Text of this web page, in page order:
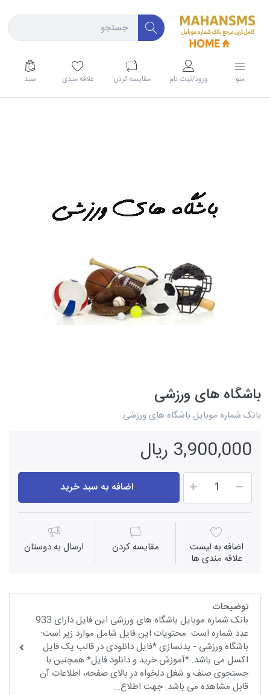
منو ورود/ثبت نام مقايسه كردن علاقه مندی سبد
باشگاه های ورزشی
بانک شماره موبایل باشگاه های ورزشی
3,900,000 ریال
اضافه به سبد خرید
اضافه به لیست
علاقه مندی ها
مقايسه كردن ارسال به دوستان
توضیحات
بانک شماره موبایل باشگاه های ورزشی این فایل دارای 933
عدد شماره است. محتویات این فایل شامل موارد زیر است:
باشگاه ورزشی - بدنسازی *فایل دانلودی در قالب یک فایل
اکسل می باشد. *آموزش خرید و دانلود فایل* همچنین با
جستجوی صنف و شغل دلخواه در بالای صفحه، اطلاعات آن
قابل مشاهده می باشد. جهت اطلاع...